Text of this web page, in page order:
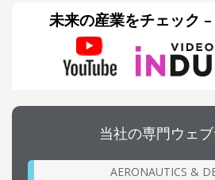
未来の産業をチェック –
当社の専門ウェ
AERONAUTICS &